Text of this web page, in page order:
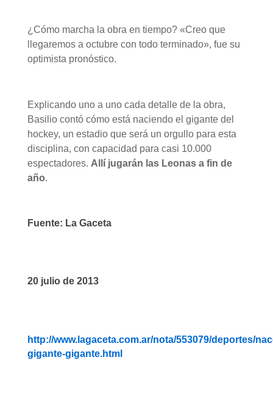
¿Cómo marcha la obra en tiempo? «Creo que
llegaremos a octubre con todo terminado», fue su
optimista pronóstico.
Explicando uno a uno cada detalle de la obra,
Basilio contó cómo está naciendo el gigante del
hockey, un estadio que será un orgullo para esta
disciplina, con capacidad para casi 10.000
espectadores. Allí jugarán las Leonas a fin de
año.
Fuente: La Gaceta
20 julio de 2013
http://www.lagaceta.com.ar/nota/553079/deportes/
gigante-gigante.html